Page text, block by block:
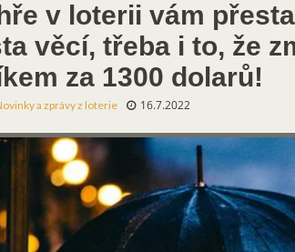
v loterii vám
věcí, třeba i to, že
za 1300 dolarů!
a zprávy z loterie 16.7.2022